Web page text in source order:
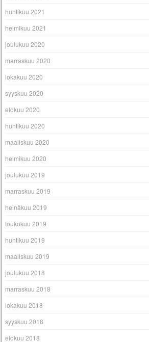
huhtikuu 2021
helmikuu 2021
joulukuu 2020
marraskuu 2020
lokakuu 2020
syyskuu 2020
elokuu 2020
huhtikuu 2020
maaliskuu 2020
helmikuu 2020
joulukuu 2019
marraskuu 2019
heinäkuu 2019
toukokuu 2019
huhtikuu 2019
maaliskuu 2019
joulukuu 2018
marraskuu 2018
lokakuu 2018
syyskuu 2018
elokuu 2018